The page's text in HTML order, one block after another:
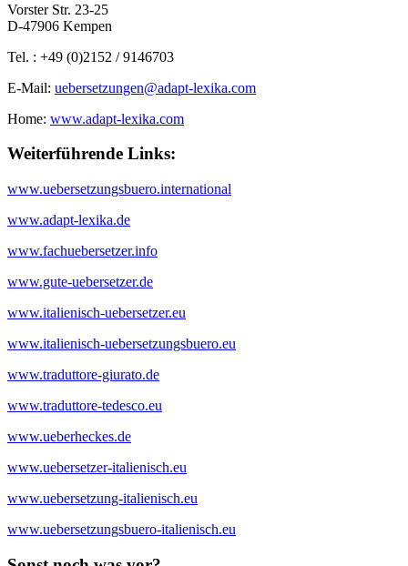
Vorster Str. 23-25
D-47906 Kempen
Tel. : +49 (0)2152 / 9146703
E-Mail: uebersetzungen@adapt-lexika.com
Home: www.adapt-lexika.com
Weiterführende Links:
www.uebersetzungsbuero.international
www.adapt-lexika.de
www.fachuebersetzer.info
www.gute-uebersetzer.de
www.italienisch-uebersetzer.eu
www.italienisch-uebersetzungsbuero.eu
www.traduttore-giurato.de
www.traduttore-tedesco.eu
www.ueberheckes.de
www.uebersetzer-italienisch.eu
www.uebersetzung-italienisch.eu
www.uebersetzungsbuero-italienisch.eu